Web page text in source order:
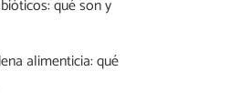
qué son y
alimenticia: qué